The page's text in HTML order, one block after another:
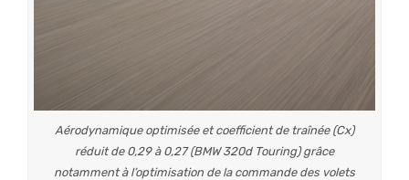
Aérodynamique optimisée et coefficient de traînée (Cx)
réduit de 0,29 à 0,27 (BMW 320d Touring) grâce
notamment à l’optimisation de la commande des volets